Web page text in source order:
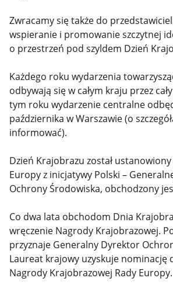
Zwracamy się także do
wspieranie i promowanie szczytnej
o przestrzeń pod szyldem Dzień
Każdego roku wydarzenia
odbywają się w całym kraju przez
tym roku wydarzenie centralne
października w Warszawie (o
informować).
Dzień Krajobrazu został
Europy z inicjatywy Polski –
Ochrony Środowiska, obchodzony
Co dwa lata obchodom Dnia
wręczenie Nagrody Krajobrazowej.
przyznaje Generalny Dyrektor
Laureat krajowy uzyskuje nominację
Nagrody Krajobrazowej Rady Europy.